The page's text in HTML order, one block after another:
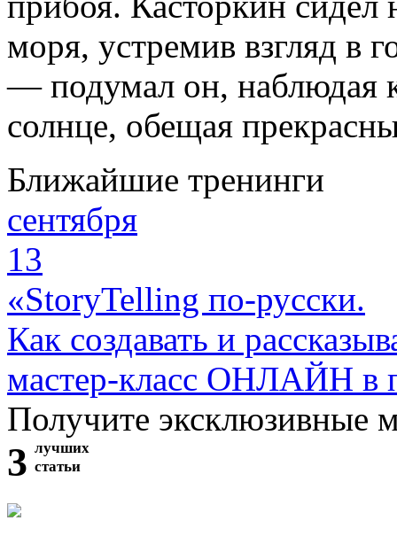
моря, устремив взгляд в
— подумал он, наблюдая
солнце, обещая
Ближайшие тренинги
сентября
13
«StoryTelling по-русски.
Как создавать и
мастер-класс ОНЛАЙН в
Получите эксклюзивные
3 лучших
статьи